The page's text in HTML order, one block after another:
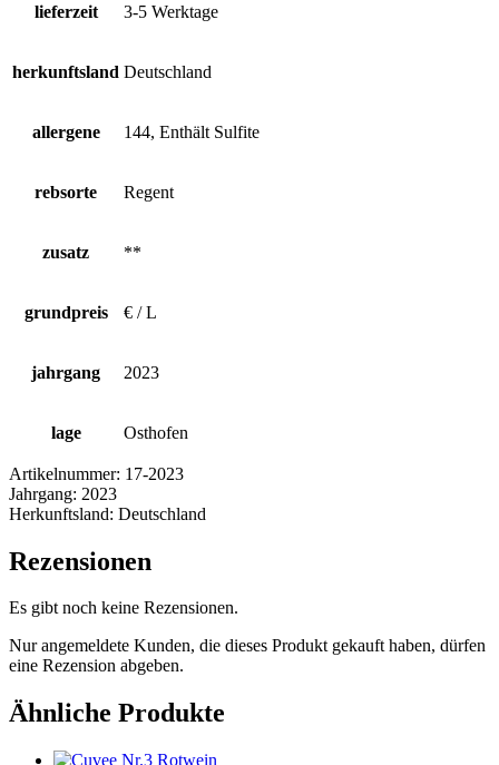
lieferzeit 3-5 Werktage
herkunftsland Deutschland
allergene 144, Enthält Sulfite
rebsorte Regent
zusatz **
grundpreis € / L
jahrgang 2023
lage Osthofen
Artikelnummer: 17-2023
Jahrgang: 2023
Herkunftsland: Deutschland
Rezensionen
Es gibt noch keine Rezensionen.
Nur angemeldete Kunden, die dieses Produkt gekauft haben, dürfen
eine Rezension abgeben.
Ähnliche Produkte